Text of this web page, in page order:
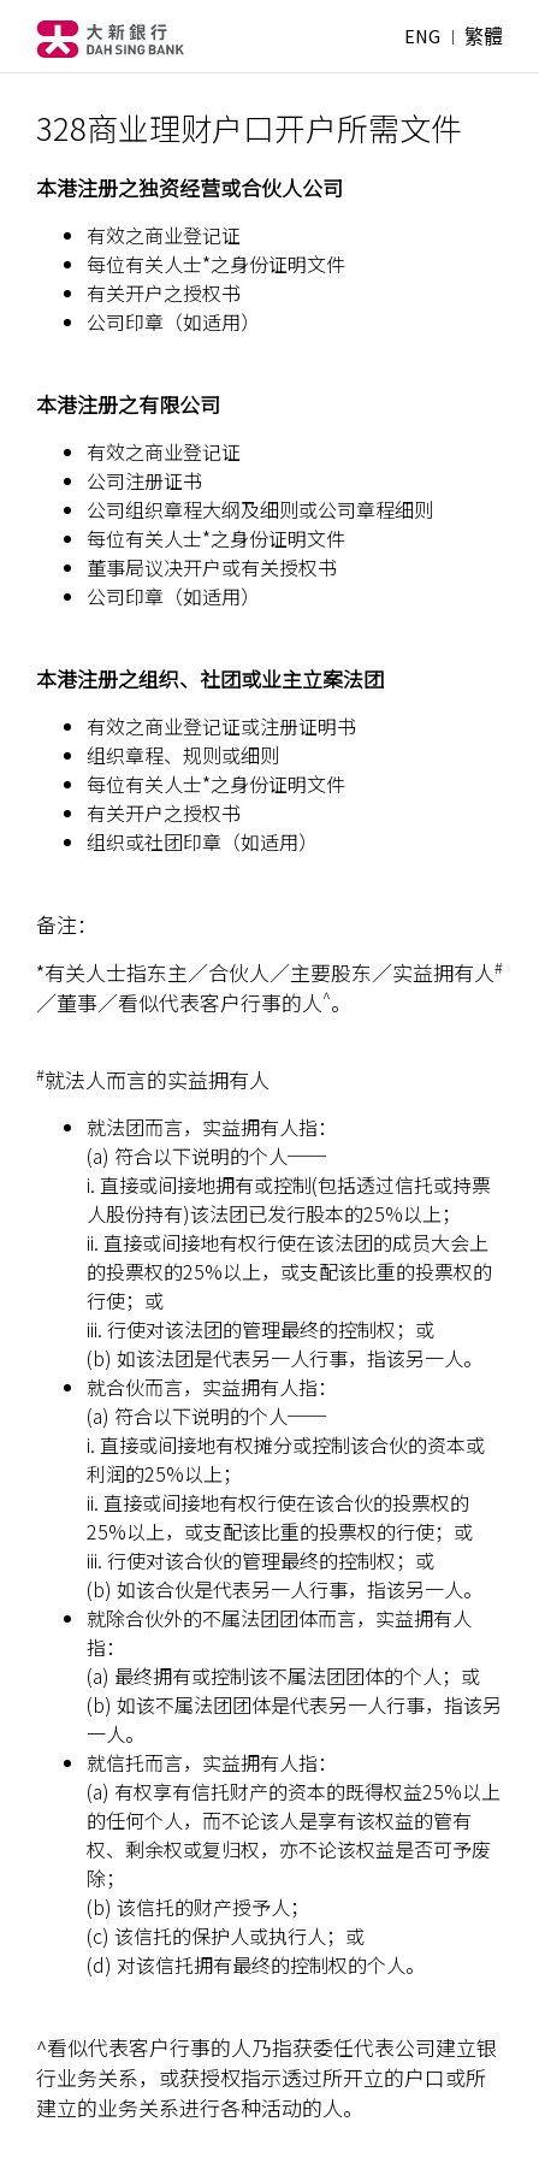
ENG 繁體
328商业理财户口开户所需文件
本港注册之独资经营或合伙人公司
有效之商业登记证
每位有关人士*之身份证明文件
有关开户之授权书
公司印章（如适用）
本港注册之有限公司
有效之商业登记证
公司注册证书
公司组织章程大纲及细则或公司章程细则
每位有关人士*之身份证明文件
董事局议决开户或有关授权书
公司印章（如适用）
本港注册之组织、社团或业主立案法团
有效之商业登记证或注册证明书
组织章程、规则或细则
每位有关人士*之身份证明文件
有关开户之授权书
组织或社团印章（如适用）
备注：
*有关人士指东主／合伙人／主要股东／实益拥有人#
／董事／看似代表客户行事的人^。
#就法人而言的实益拥有人
就法团而言，实益拥有人指：
(a) 符合以下说明的个人──
i. 直接或间接地拥有或控制(包括透过信托或持票
人股份持有)该法团已发行股本的25%以上；
ii. 直接或间接地有权行使在该法团的成员大会上
的投票权的25%以上，或支配该比重的投票权的
行使；或
iii. 行使对该法团的管理最终的控制权；或
(b) 如该法团是代表另一人行事，指该另一人。
就合伙而言，实益拥有人指：
(a) 符合以下说明的个人──
i. 直接或间接地有权摊分或控制该合伙的资本或
利润的25%以上；
ii. 直接或间接地有权行使在该合伙的投票权的
25%以上，或支配该比重的投票权的行使；或
iii. 行使对该合伙的管理最终的控制权；或
(b) 如该合伙是代表另一人行事，指该另一人。
就除合伙外的不属法团团体而言，实益拥有人
指：
(a) 最终拥有或控制该不属法团团体的个人；或
(b) 如该不属法团团体是代表另一人行事，指该另
一人。
就信托而言，实益拥有人指：
(a) 有权享有信托财产的资本的既得权益25%以上
的任何个人，而不论该人是享有该权益的管有
权、剩余权或复归权，亦不论该权益是否可予废
除；
(b) 该信托的财产授予人；
(c) 该信托的保护人或执行人；或
(d) 对该信托拥有最终的控制权的个人。
^看似代表客户行事的人乃指获委任代表公司建立银
行业务关系，或获授权指示透过所开立的户口或所
建立的业务关系进行各种活动的人。